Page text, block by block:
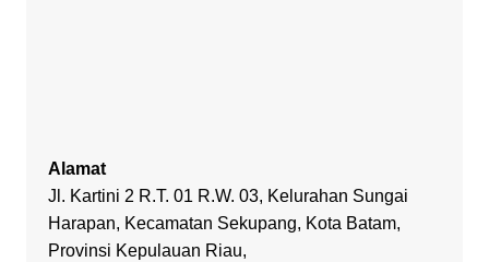
Alamat
Jl. Kartini 2 R.T. 01 R.W. 03, Kelurahan Sungai
Harapan, Kecamatan Sekupang, Kota Batam,
Provinsi Kepulauan Riau,